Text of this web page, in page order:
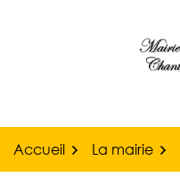
Accueil La mairie